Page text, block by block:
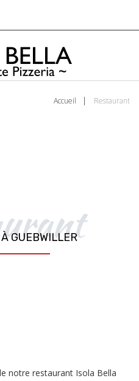
Accueil Restaurant
GUEBWILLER
notre restaurant Isola Bella